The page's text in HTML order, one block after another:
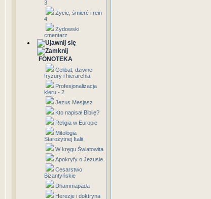
3
Życie, śmierć i rein
4
Żydowski
cmentarz
FONOTEKA
Celibat, dziwne
fryzury i hierarchia
Profesjonalizacja
kleru - 2
Jezus Mesjasz
Kto napisał Biblię?
Religia w Europie
Mitologia
Starożytnej Italii
W kręgu Światowita
Apokryfy o Jezusie
Cesarstwo
Bizantyńskie
Dhammapada
Herezje i doktryna